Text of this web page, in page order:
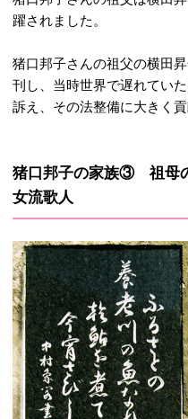
躍されました。
猪口邦子さんの祖父の横田
刊し、当時世界で遅れてい
訴え、その法整備に大きく貢
猪口邦子の家族③ 祖母
女流歌人